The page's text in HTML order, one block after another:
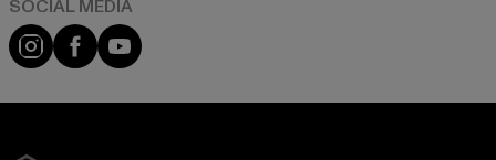
Instagram
FacebookYouTube